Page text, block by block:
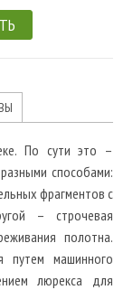
По сути это –
способами:
фрагментов с
– строчевая
полотна.
путем машинного
люрекса для